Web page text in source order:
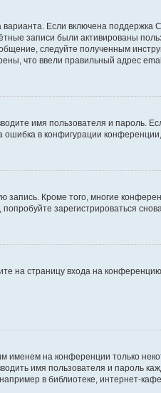
Если включена поддержка
записи были активированы
следуйте полученным
что ввели правильный адрес
имя пользователя и пароль.
в конфигурации
Кроме того, многие
зарегистрироваться снова
на страницу входа на
именем на конференции только
имя пользователя и пароль
в библиотеке, интернет-